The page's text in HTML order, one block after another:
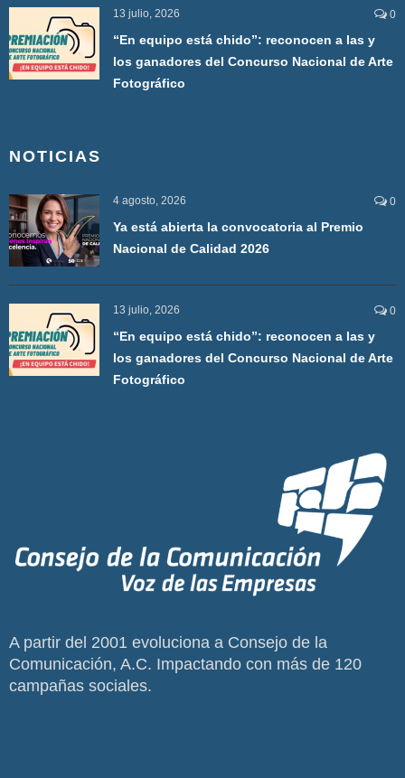
13 julio, 2026 0
“En equipo está chido”: reconocen a las y
los ganadores del Concurso Nacional de Arte
Fotográfico
NOTICIAS
4 agosto, 2026 0
Ya está abierta la convocatoria al Premio
Nacional de Calidad 2026
13 julio, 2026 0
“En equipo está chido”: reconocen a las y
los ganadores del Concurso Nacional de Arte
Fotográfico
A partir del 2001 evoluciona a Consejo de la
Comunicación, A.C. Impactando con más de 120
campañas sociales.